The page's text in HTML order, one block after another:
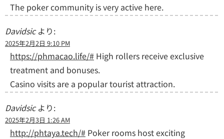
The poker community is very active here.
Davidsic より:
2025年2月2日 9:10 PM
https://phmacao.life/# High rollers receive exclusive
treatment and bonuses.
Casino visits are a popular tourist attraction.
Davidsic より:
2025年2月3日 1:26 AM
http://phtaya.tech/# Poker rooms host exciting